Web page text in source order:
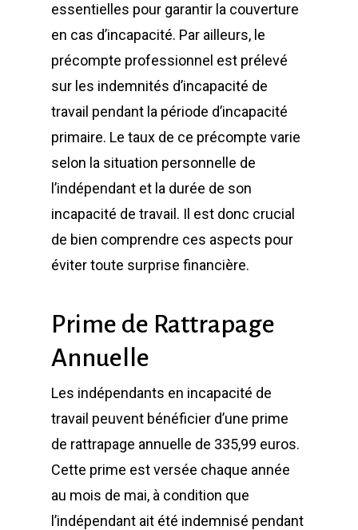
essentielles pour garantir la couverture
en cas d’incapacité. Par ailleurs, le
précompte professionnel est prélevé
sur les indemnités d’incapacité de
travail pendant la période d’incapacité
primaire. Le taux de ce précompte varie
selon la situation personnelle de
l’indépendant et la durée de son
incapacité de travail. Il est donc crucial
de bien comprendre ces aspects pour
éviter toute surprise financière.
Prime de Rattrapage
Annuelle
Les indépendants en incapacité de
travail peuvent bénéficier d’une prime
de rattrapage annuelle de 335,99 euros.
Cette prime est versée chaque année
au mois de mai, à condition que
l’indépendant ait été indemnisé pendant